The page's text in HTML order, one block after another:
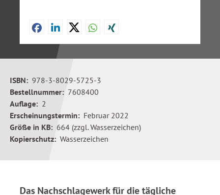
ISBN: 978-3-8029-5725-3
Bestellnummer: 7608400
Auflage: 2
Erscheinungstermin: Februar 2022
Größe in KB: 664 (zzgl. Wasserzeichen)
Kopierschutz: Wasserzeichen
Das Nachschlagewerk für die tägliche